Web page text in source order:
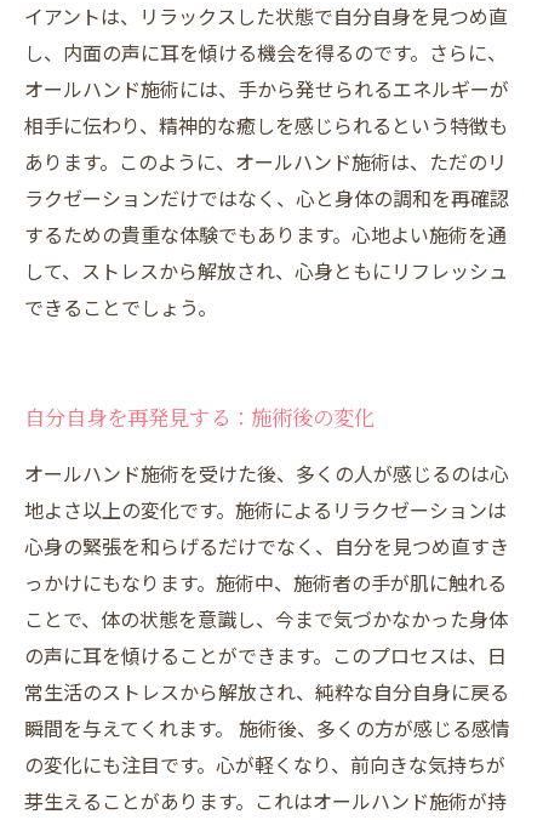
イアントは、リラックスした状態で自分自身を見つめ直
し、内面の声に耳を傾ける機会を得るのです。さらに、
オールハンド施術には、手から発せられるエネルギーが
相手に伝わり、精神的な癒しを感じられるという特徴も
あります。このように、オールハンド施術は、ただのリ
ラクゼーションだけではなく、心と身体の調和を再確認
するための貴重な体験でもあります。心地よい施術を通
して、ストレスから解放され、心身ともにリフレッシュ
できることでしょう。
自分自身を再発見する：施術後の変化
オールハンド施術を受けた後、多くの人が感じるのは心
地よさ以上の変化です。施術によるリラクゼーションは
心身の緊張を和らげるだけでなく、自分を見つめ直すき
っかけにもなります。施術中、施術者の手が肌に触れる
ことで、体の状態を意識し、今まで気づかなかった身体
の声に耳を傾けることができます。このプロセスは、日
常生活のストレスから解放され、純粋な自分自身に戻る
瞬間を与えてくれます。 施術後、多くの方が感じる感情
の変化にも注目です。心が軽くなり、前向きな気持ちが
芽生えることがあります。これはオールハンド施術が持